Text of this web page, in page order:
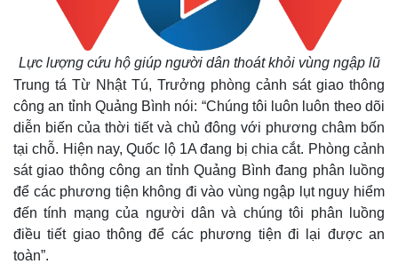
Thế giới
Quan sát
Cuộc sống đó đây
Hồ sơ
Multimedia
Video
Ảnh
E-Magazine
Infographic
Lực lượng cứu hộ giúp người dân thoát khỏi vùng ngập lũ
Trung tá Từ Nhật Tú, Trưởng phòng cảnh sát giao thông
công an tỉnh Quảng Bình nói: “Chúng tôi luôn luôn theo dõi
diễn biến của thời tiết và chủ đông với phương châm bốn
tại chỗ. Hiện nay, Quốc lộ 1A đang bị chia cắt. Phòng cảnh
sát giao thông công an tỉnh Quảng Bình đang phân luồng
để các phương tiện không đi vào vùng ngập lụt nguy hiểm
đến tính mạng của người dân và chúng tôi phân luồng
điều tiết giao thông để các phương tiện đi lại được an
toàn”.